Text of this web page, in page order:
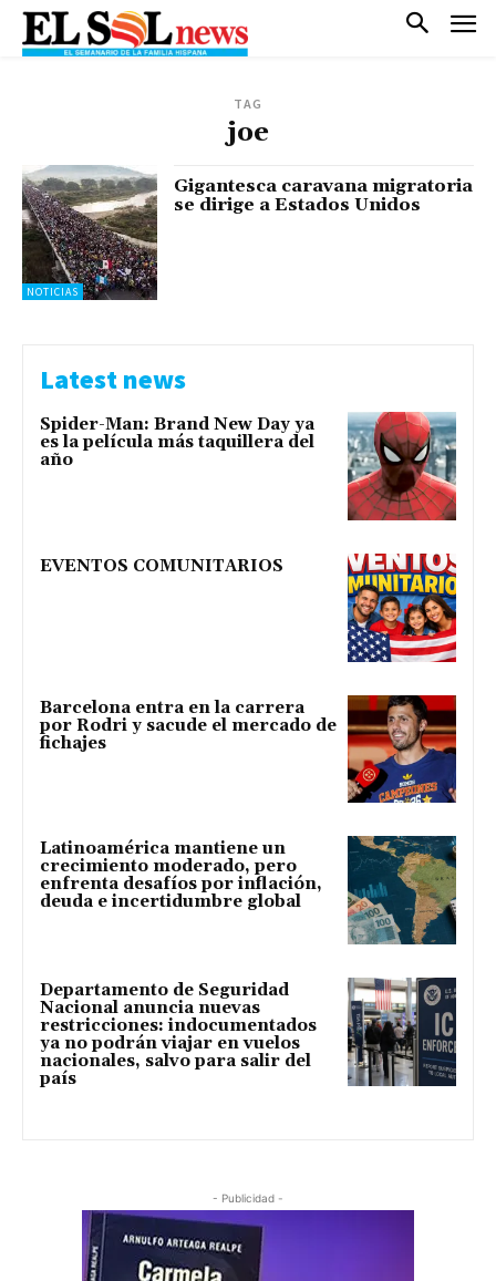
TAG
joe
NOTICIAS
Gigantesca caravana migratoria
se dirige a Estados Unidos
Latest news
Spider-Man: Brand New Day ya
es la película más taquillera del
año
EVENTOS COMUNITARIOS
Barcelona entra en la carrera
por Rodri y sacude el mercado de
fichajes
Latinoamérica mantiene un
crecimiento moderado, pero
enfrenta desafíos por inflación,
deuda e incertidumbre global
Departamento de Seguridad
Nacional anuncia nuevas
restricciones: indocumentados
ya no podrán viajar en vuelos
nacionales, salvo para salir del
país
- Publicidad -